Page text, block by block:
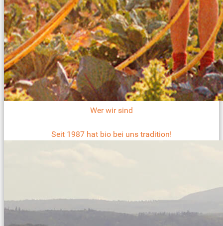
Wer wir sind
Seit 1987 hat bio bei uns tradition!